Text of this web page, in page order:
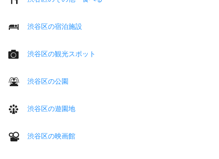
渋谷区の宿泊施設
渋谷区の観光スポット
渋谷区の公園
渋谷区の遊園地
渋谷区の映画館